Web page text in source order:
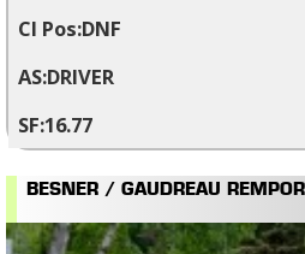
DNF
DRIVER
16.77
BESNER / GAUDREAU